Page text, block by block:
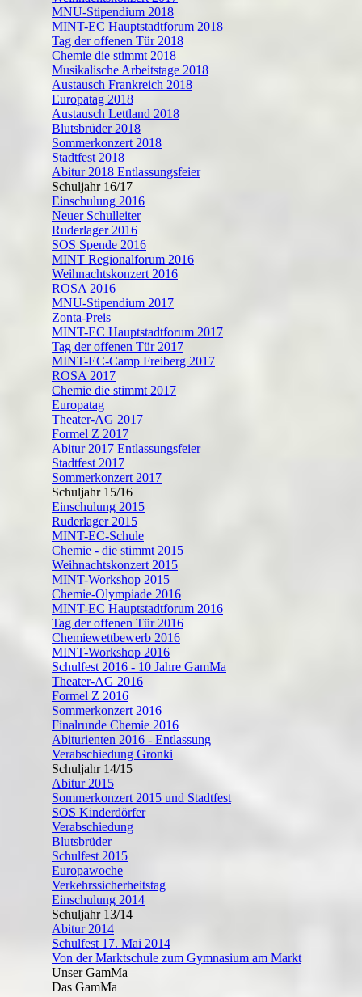
MNU-Stipendium 2018
MINT-EC Hauptstadtforum 2018
Tag der offenen Tür 2018
Chemie die stimmt 2018
Musikalische Arbeitstage 2018
Austausch Frankreich 2018
Europatag 2018
Austausch Lettland 2018
Blutsbrüder 2018
Sommerkonzert 2018
Stadtfest 2018
Abitur 2018 Entlassungsfeier
Schuljahr 16/17
Einschulung 2016
Neuer Schulleiter
Ruderlager 2016
SOS Spende 2016
MINT Regionalforum 2016
Weihnachtskonzert 2016
ROSA 2016
MNU-Stipendium 2017
Zonta-Preis
MINT-EC Hauptstadtforum 2017
Tag der offenen Tür 2017
MINT-EC-Camp Freiberg 2017
ROSA 2017
Chemie die stimmt 2017
Europatag
Theater-AG 2017
Formel Z 2017
Abitur 2017 Entlassungsfeier
Stadtfest 2017
Sommerkonzert 2017
Schuljahr 15/16
Einschulung 2015
Ruderlager 2015
MINT-EC-Schule
Chemie - die stimmt 2015
Weihnachtskonzert 2015
MINT-Workshop 2015
Chemie-Olympiade 2016
MINT-EC Hauptstadtforum 2016
Tag der offenen Tür 2016
Chemiewettbewerb 2016
MINT-Workshop 2016
Schulfest 2016 - 10 Jahre GamMa
Theater-AG 2016
Formel Z 2016
Sommerkonzert 2016
Finalrunde Chemie 2016
Abiturienten 2016 - Entlassung
Verabschiedung Gronki
Schuljahr 14/15
Abitur 2015
Sommerkonzert 2015 und Stadtfest
SOS Kinderdörfer
Verabschiedung
Blutsbrüder
Schulfest 2015
Europawoche
Verkehrssicherheitstag
Einschulung 2014
Schuljahr 13/14
Abitur 2014
Schulfest 17. Mai 2014
Von der Marktschule zum Gymnasium am Markt
Unser GamMa
Das GamMa